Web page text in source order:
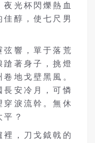
光杯閃爍熱血
醇，使七尺男
弦響，單于落荒
蹌著身子，挑燈
地戈壁黑風。
長安冷月，可憐
穿淚流幹。無休
？
裡，刀戈鉞戟的